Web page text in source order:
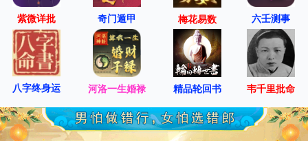
紫微详批 奇门遁甲 梅花易数 六壬测事
八字终身运 河洛一生婚禄 精品轮回书 韦千里批命